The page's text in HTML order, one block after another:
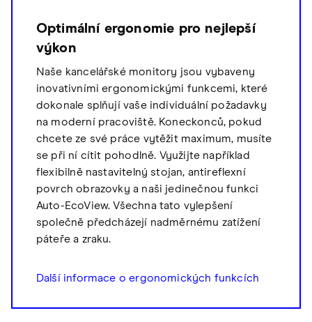
Optimální ergonomie pro nejlepší
výkon
Naše kancelářské monitory jsou vybaveny
inovativními ergonomickými funkcemi, které
dokonale splňují vaše individuální požadavky
na moderní pracoviště. Koneckonců, pokud
chcete ze své práce vytěžit maximum, musíte
se při ní cítit pohodlně. Využijte například
flexibilně nastavitelný stojan, antireflexní
povrch obrazovky a naši jedinečnou funkci
Auto-EcoView. Všechna tato vylepšení
společně předcházejí nadměrnému zatížení
páteře a zraku.
Další informace o ergonomických funkcích